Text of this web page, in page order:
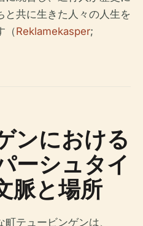
と共に生きた人々の人生を
（Reklamekasper;
ンにおける
ーシュタイ
脈と場所
テュービンゲンは、